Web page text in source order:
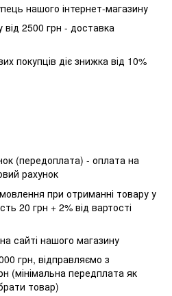
нашого інтернет-магазину
2500 грн - доставка
покупців діє знижка від 10%
(передоплата) - оплата на
рахунок
при отриманні товару у
20 грн + 2% від вартості
сайті нашого магазину
грн, відправляємо з
(мінімальна передплата як
товар)